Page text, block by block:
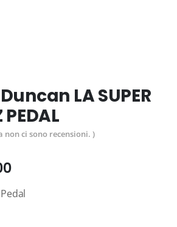
LA SUPER
PEDAL
non ci sono recensioni. )